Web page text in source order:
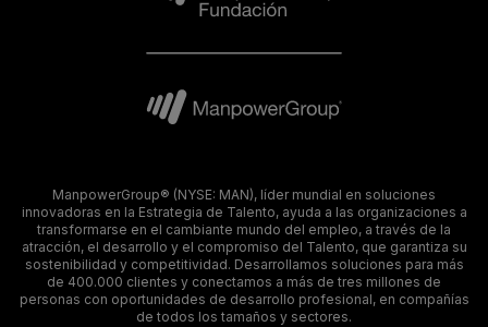
ManpowerGroup® (NYSE: MAN), líder mundial en soluciones
innovadoras en la Estrategia de Talento, ayuda a las organizaciones a
transformarse en el cambiante mundo del empleo, a través de la
atracción, el desarrollo y el compromiso del Talento, que garantiza su
sostenibilidad y competitividad. Desarrollamos soluciones para más
de 400.000 clientes y conectamos a más de tres millones de
personas con oportunidades de desarrollo profesional, en compañías
de todos los tamaños y sectores.